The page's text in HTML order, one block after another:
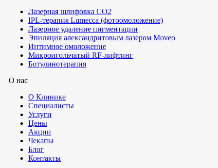
Лазерная шлифовка СО2
IPL-терапия Lumecca (фотоомоложение)
Лазерное удаление пигментации
Эпиляция александритовым лазером Moveo
Интимное омоложение
Микроигольчатый RF-лифтинг
Ботулинотерапия
О нас
О Клинике
Специалисты
Услуги
Цены
Акции
Чекапы
Блог
Контакты